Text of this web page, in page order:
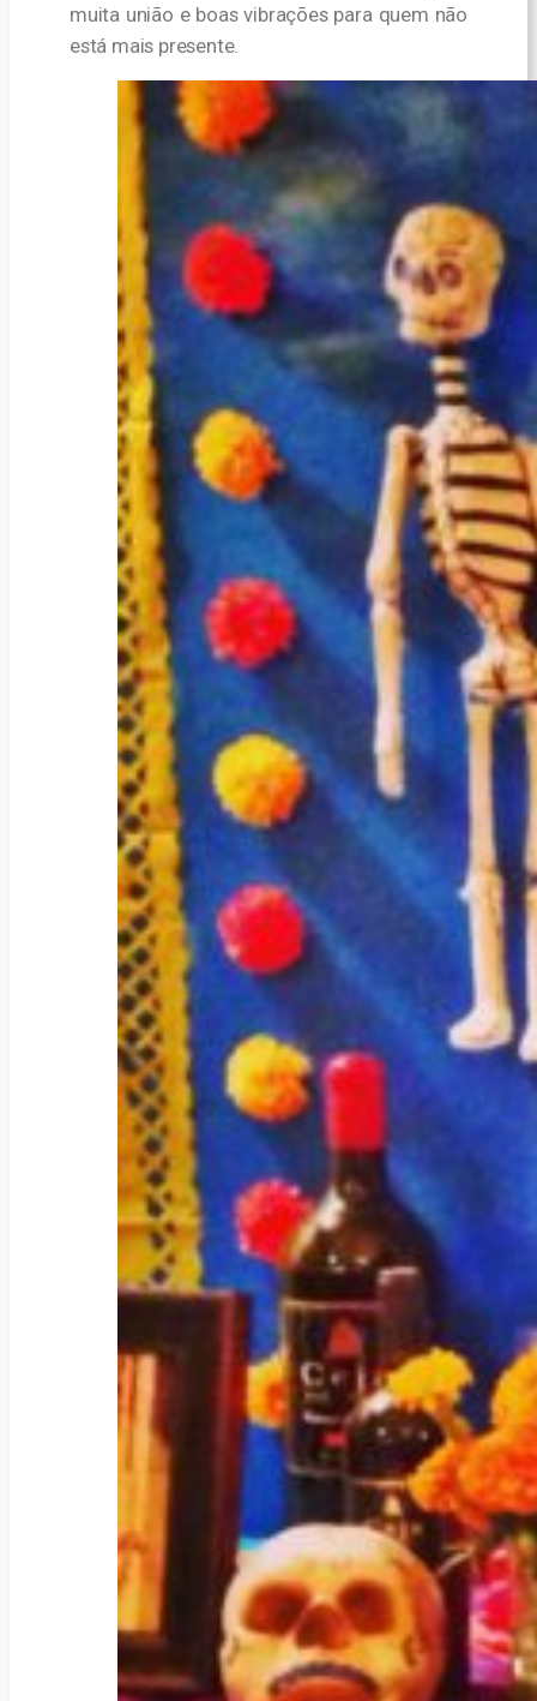
muita união e boas vibrações para quem não
está mais presente.